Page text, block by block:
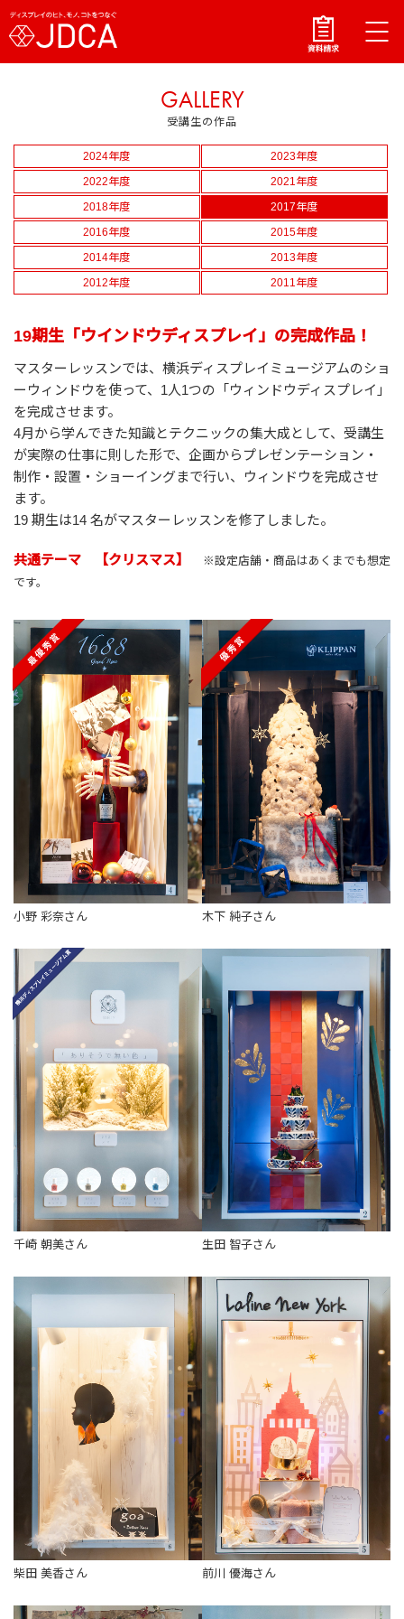
GALLERY
受講生の作品
2024年度
2023年度
2022年度
2021年度
2018年度
2017年度
2016年度
2015年度
2014年度
2013年度
2012年度
2011年度
19期生「ウインドウディスプレイ」の完成作品！
マスターレッスンでは、横浜ディスプレイミュージアムのショ
ーウィンドウを使って、1人1つの「ウィンドウディスプレイ」
を完成させます。
4月から学んできた知識とテクニックの集大成として、受講生
が実際の仕事に則した形で、企画からプレゼンテーション・
制作・設置・ショーイングまで行い、ウィンドウを完成させ
ます。
19 期生は14 名がマスターレッスンを修了しました。
共通テーマ 【クリスマス】
※設定店舗・商品はあくまでも想定
です。
小野 彩奈さん 木下 純子さん
千崎 朝美さん 生田 智子さん
柴田 美香さん 前川 優海さん